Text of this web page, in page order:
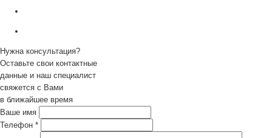
Нужна консультация?
Оставьте свои контактные
данные и наш специалист
свяжется с Вами
в ближайшее время
Ваше имя
Телефон *